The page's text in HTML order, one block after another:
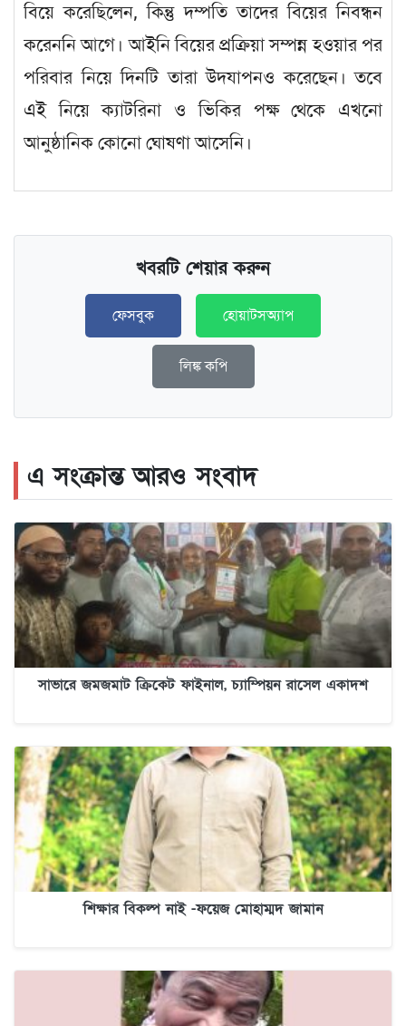
বিয়ে করেছিলেন, কিন্তু দম্পতি তাদের বিয়ের নিবন্ধন
করেননি আগে। আইনি বিয়ের প্রক্রিয়া সম্পন্ন হওয়ার পর
পরিবার নিয়ে দিনটি তারা উদযাপনও করেছেন। তবে
এই নিয়ে ক্যাটরিনা ও ভিকির পক্ষ থেকে এখনো
আনুষ্ঠানিক কোনো ঘোষণা আসেনি।
খবরটি শেয়ার করুন
ফেসবুক হোয়াটসঅ্যাপ
লিঙ্ক কপি
এ সংক্রান্ত আরও সংবাদ
সাভারে জমজমাট ক্রিকেট ফাইনাল, চ্যাম্পিয়ন রাসেল একাদশ
শিক্ষার বিকল্প নাই -ফয়েজ মোহাম্মদ জামান